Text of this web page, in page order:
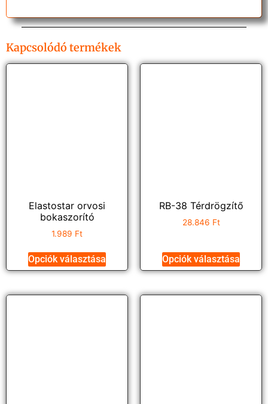
Kapcsolódó termékek
Elastostar orvosi
bokaszorító
1.989 Ft
Opciók választása
RB-38 Térdrögzítő
28.846 Ft
Opciók választása